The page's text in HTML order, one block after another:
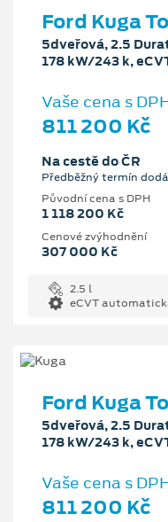
Ford Kuga
5dveřová, 2.5
178 kW/243 k,
Vaše cena s
811 200 Kč
Na cestě do ČR
Předběžný termín
Původní cena s DPH
1 118 200 Kč
Cenové zvýhodnění
307 000 Kč
2.5 l
eCVT
Ford Kuga
5dveřová, 2.5
178 kW/243 k,
Vaše cena s
811 200 Kč